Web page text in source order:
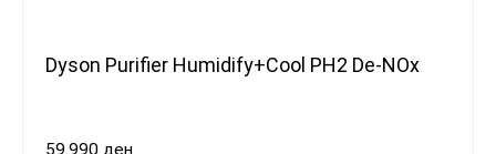
Dyson Purifier Humidify+Cool PH2 De-NOx
59.990 ден